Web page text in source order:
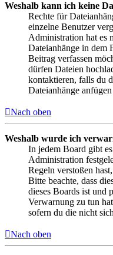
Weshalb kann ich keine
Rechte für
einzelne Benutzer
Administration hat es
Dateianhänge in dem
Beitrag verfassen
dürfen Dateien
kontaktieren, falls du
Dateianhänge
Nach oben
Weshalb wurde ich
In jedem Board gibt
Administration
Regeln verstoßen
Bitte beachte, dass
dieses Boards ist und
Verwarnung zu tun
sofern du die nicht
Nach oben